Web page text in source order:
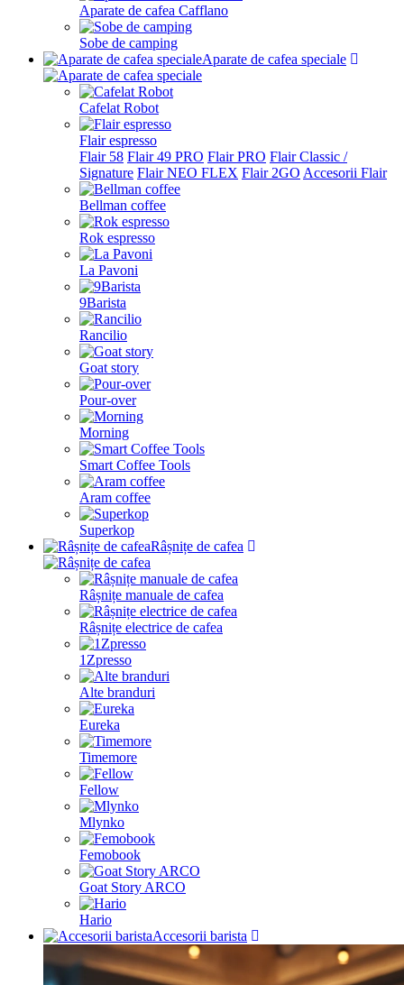
Aparate de cafea Cafflano
Sobe de camping
Aparate de cafea speciale
Cafelat Robot
Flair espresso
Flair 58 Flair 49 PRO Flair PRO Flair Classic /
Signature Flair NEO FLEX Flair 2GO Accesorii Flair
Bellman coffee
Rok espresso
La Pavoni
9Barista
Rancilio
Goat story
Pour-over
Morning
Smart Coffee Tools
Aram coffee
Superkop
Râșnițe de cafea
Râșnițe manuale de cafea
Râșnițe electrice de cafea
1Zpresso
Alte branduri
Eureka
Timemore
Fellow
Mlynko
Femobook
Goat Story ARCO
Hario
Accesorii barista